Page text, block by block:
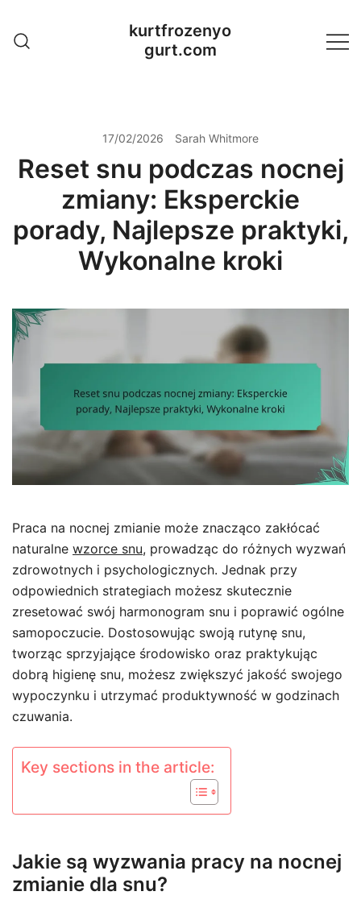
content
kurtfrozenyo
gurt.com
17/02/2026 Sarah Whitmore
Reset snu podczas nocnej
zmiany: Eksperckie
porady, Najlepsze praktyki,
Wykonalne kroki
Praca na nocnej zmianie może znacząco zakłócać
naturalne wzorce snu, prowadząc do różnych wyzwań
zdrowotnych i psychologicznych. Jednak przy
odpowiednich strategiach możesz skutecznie
zresetować swój harmonogram snu i poprawić ogólne
samopoczucie. Dostosowując swoją rutynę snu,
tworząc sprzyjające środowisko oraz praktykując
dobrą higienę snu, możesz zwiększyć jakość swojego
wypoczynku i utrzymać produktywność w godzinach
czuwania.
Key sections in the article:
Jakie są wyzwania pracy na nocnej
zmianie dla snu?